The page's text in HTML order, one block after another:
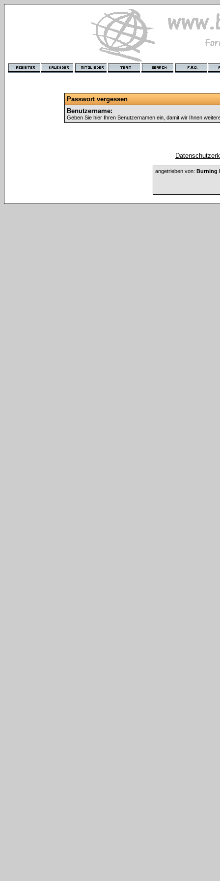
Passwort vergessen
Benutzername:
Geben Sie hier Ihren Benutzernamen ein, damit wir Ihnen
angetrieben von: Burning